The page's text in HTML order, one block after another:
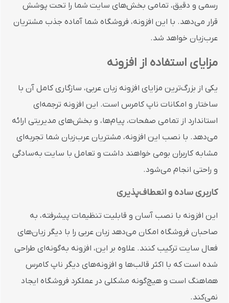
رسمی و دقیق، تمامی بخش‌های سایت شما را تحت پوشش
قرار می‌دهد. با این افزونه، فروشگاه شما آماده جذب مشتریان
عرب‌زبان خواهد شد.
مزایای استفاده از افزونه
یکی از بزرگ‌ترین مزایای افزونه زبان عربی، سازگاری کامل آن با
ساختار و امکانات ناپ کامرس است. این افزونه ترجمه‌ای
استاندارد از تمامی صفحات، پیام‌ها، و بخش‌های مدیریتی ارائه
می‌دهد. با نصب این افزونه، مشتریان عرب‌زبان شما تجربه‌ای
مشابه کاربران بومی خواهند داشت و تعامل با سایت به‌سادگی
و راحتی انجام می‌شود.
کاربری ساده و انعطاف‌پذیری
این افزونه با نصب آسان و قابلیت تنظیمات پیشرفته، به
صاحبان فروشگاه امکان می‌دهد زبان عربی را با دیگر زبان‌های
فعال سایت ترکیب کنند. علاوه بر این، افزونه به‌گونه‌ای طراحی
شده است که با اکثر قالب‌ها و افزونه‌های دیگر ناپ کامرس
هماهنگ است و هیچ‌گونه مشکلی در عملکرد فروشگاه ایجاد
نمی‌کند.